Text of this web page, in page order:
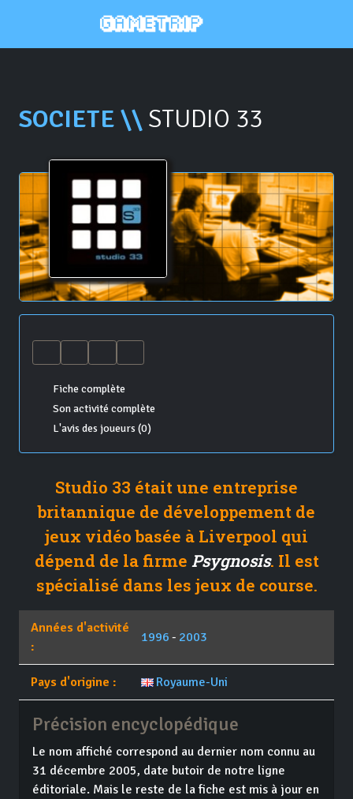
SOCIETE \\ STUDIO 33
Fiche complète
Son activité complète
L'avis des joueurs (0)
Studio 33 était une entreprise
britannique de développement de
jeux vidéo basée à Liverpool qui
dépend de la firme Psygnosis. Il est
spécialisé dans les jeux de course.
Années d'activité
:
1996 - 2003
Pays d'origine : Royaume-Uni
Précision encyclopédique
Le nom affiché correspond au dernier nom connu au
31 décembre 2005, date butoir de notre ligne
éditoriale. Mais le reste de la fiche est mis à jour en